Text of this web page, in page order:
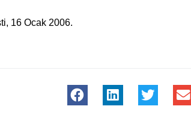
16 Ocak 2006.